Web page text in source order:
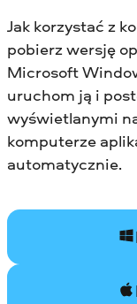
Jak korzystać z
pobierz wersję
Microsoft
uruchom ją i
wyświetlanymi
komputerze
automatycznie.